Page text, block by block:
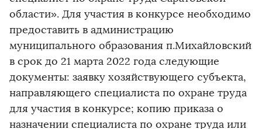
области». Для участия в конкурсе необходимо
предоставить в администрацию
муниципального образования п.Михайловский
в срок до 21 марта 2022 года следующие
документы: заявку хозяйствующего субъекта,
направляющего специалиста по охране труда
для участия в конкурсе; копию приказа о
назначении специалиста по охране труда или